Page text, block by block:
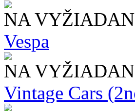
NA
Vespa
NA
Vintage Cars